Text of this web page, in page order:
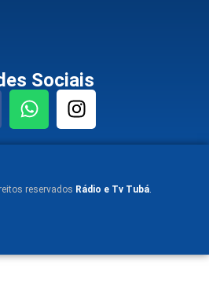
Sociais
reservados Rádio e Tv Tubá.